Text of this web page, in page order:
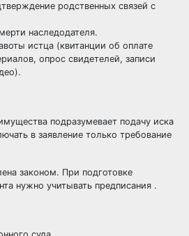
родственных связей с
наследодателя.
истца (квитанции об оплате
опрос свидетелей, записи
подразумевает подачу иска
в заявление только требование
законом. При подготовке
нужно учитывать предписания .